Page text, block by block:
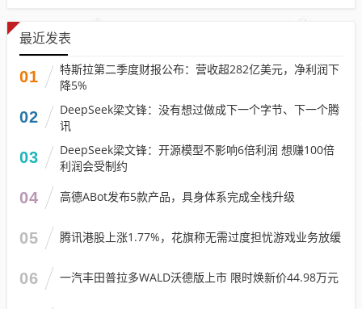
阅读：84099
最近发表
01
特斯拉第二季度财报公布：营收超282亿美元，净利润下
降5%
02
DeepSeek梁文锋：没有想过做成下一个字节、下一个腾
讯
03
DeepSeek梁文锋：开源模型不影响6倍利润 想赚100倍
利润会受制约
04 高德ABot发布5款产品，具身体系完成全栈升级
05 腾讯港股上涨1.77%，花旗称无需过度担忧游戏业务放缓
06 一汽丰田普拉多WALD沃德版上市 限时焕新价44.98万元